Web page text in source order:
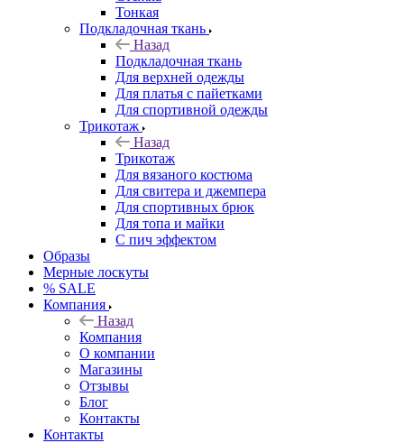
Тонкая
Подкладочная ткань
Назад
Подкладочная ткань
Для верхней одежды
Для платья с пайетками
Для спортивной одежды
Трикотаж
Назад
Трикотаж
Для вязаного костюма
Для свитера и джемпера
Для спортивных брюк
Для топа и майки
С пич эффектом
Образы
Мерные лоскуты
% SALE
Компания
Назад
Компания
О компании
Магазины
Отзывы
Блог
Контакты
Контакты